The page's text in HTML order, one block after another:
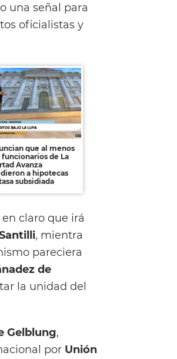
una señal para
oficialistas y
que al menos
funcionarios de La
Avanza
a hipotecas
subsidiada
claro que irá
, mientra
pareciera
de
la unidad del
Gelblung,
por Unión